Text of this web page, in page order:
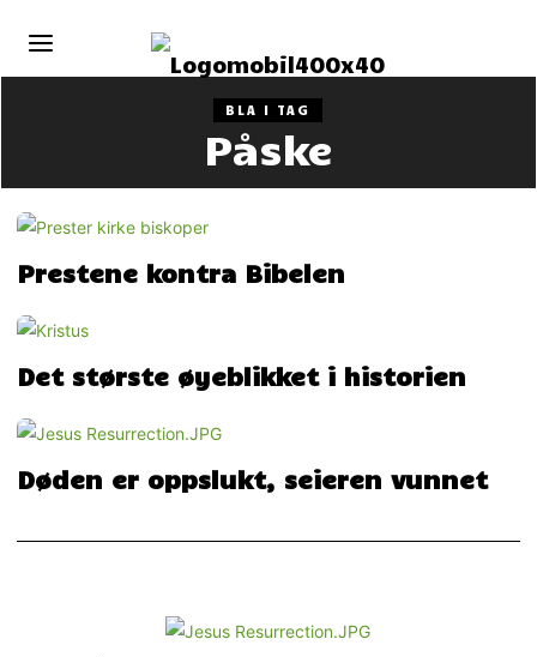
BLA I TAG
Påske
Prestene kontra Bibelen
Det største øyeblikket i historien
Døden er oppslukt, seieren vunnet